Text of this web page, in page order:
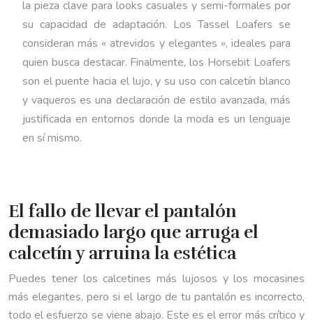
la pieza clave para looks casuales y semi-formales por
su capacidad de adaptación. Los Tassel Loafers se
consideran más « atrevidos y elegantes », ideales para
quien busca destacar. Finalmente, los Horsebit Loafers
son el puente hacia el lujo, y su uso con calcetín blanco
y vaqueros es una declaración de estilo avanzada, más
justificada en entornos donde la moda es un lenguaje
en sí mismo.
El fallo de llevar el pantalón
demasiado largo que arruga el
calcetín y arruina la estética
Puedes tener los calcetines más lujosos y los mocasines
más elegantes, pero si el largo de tu pantalón es incorrecto,
todo el esfuerzo se viene abajo. Este es el error más crítico y